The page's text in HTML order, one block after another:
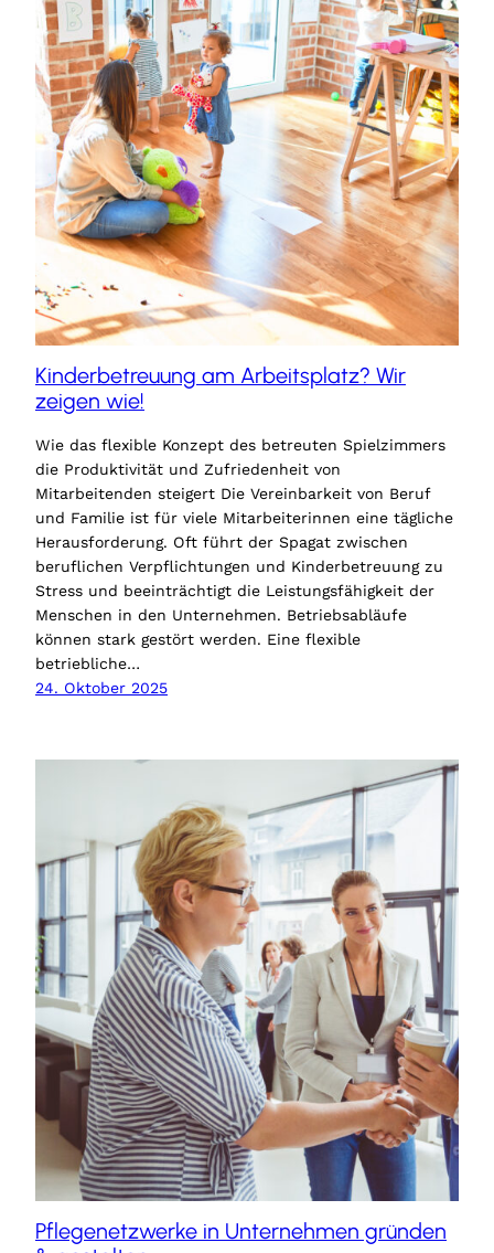
Kinderbetreuung am Arbeitsplatz? Wir
zeigen wie!
Wie das flexible Konzept des betreuten Spielzimmers
die Produktivität und Zufriedenheit von
Mitarbeitenden steigert Die Vereinbarkeit von Beruf
und Familie ist für viele Mitarbeiterinnen eine tägliche
Herausforderung. Oft führt der Spagat zwischen
beruflichen Verpflichtungen und Kinderbetreuung zu
Stress und beeinträchtigt die Leistungsfähigkeit der
Menschen in den Unternehmen. Betriebsabläufe
können stark gestört werden. Eine flexible
betriebliche…
24. Oktober 2025
Pflegenetzwerke in Unternehmen gründen